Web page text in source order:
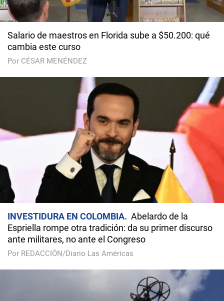
Salario de maestros en Florida sube a $50.200: qué
cambia este curso
Por CÉSAR MENÉNDEZ
INVESTIDURA EN COLOMBIA
Abelardo de la
Espriella rompe otra tradición: da su primer discurso
ante militares, no ante el Congreso
Por REDACCIÓN/Diario Las Américas